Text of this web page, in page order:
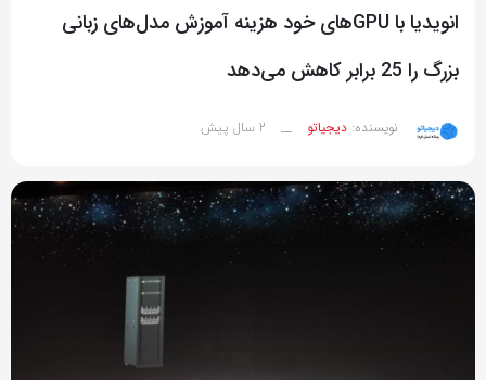
انویدیا با GPUهای خود هزینه آموزش مدل‌های زبانی
بزرگ را 25 برابر کاهش می‌دهد
نویسنده: دیجیاتو __ 2 سال پیش